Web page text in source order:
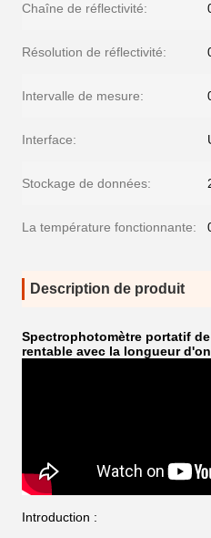
Chaîne de réflectivité:
Résolution de réflectivité:
Intervalle de mesure:
Interface:
Stockage de données:
La température fonctionnante:
Description de produit
Spectrophotomètre portatif
rentable avec la longueur
Introduction :